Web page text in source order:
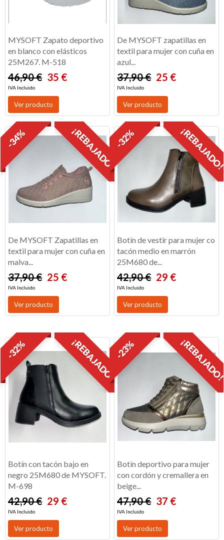
MYSOFT Zapato deportivo
en blanco con elásticos
25M267. M-518
46,90 € 35 €
IVA Incluido
Ver producto
De MYSOFT zapatillas en
textil para mujer con cuña en
azul...
37,90 € 25 €
IVA Incluido
Ver producto
¡REBAJADO!
-34%
De MYSOFT Zapatillas en
textil para mujer con cuña en
malva...
37,90 € 25 €
IVA Incluido
Ver producto
-32%
Botín de vestir para mujer co
tacón medio en marrón
25M680 de...
42,90 € 29 €
IVA Incluido
Ver producto
¡REBAJADO!
-32%
Botín con tacón bajo en
negro 25M680 de MYSOFT.
M-698
42,90 € 29 €
IVA Incluido
Ver producto
-23%
Botín deportivo para mujer
con cordón y cremallera en
beige...
47,90 € 37 €
IVA Incluido
Ver producto